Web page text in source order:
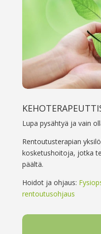
Lupa pysähtyä ja vain
Rentoutusterapian
kosketushoitoja, jotka
päältä.
Hoidot ja ohjaus:
rentoutusohjaus